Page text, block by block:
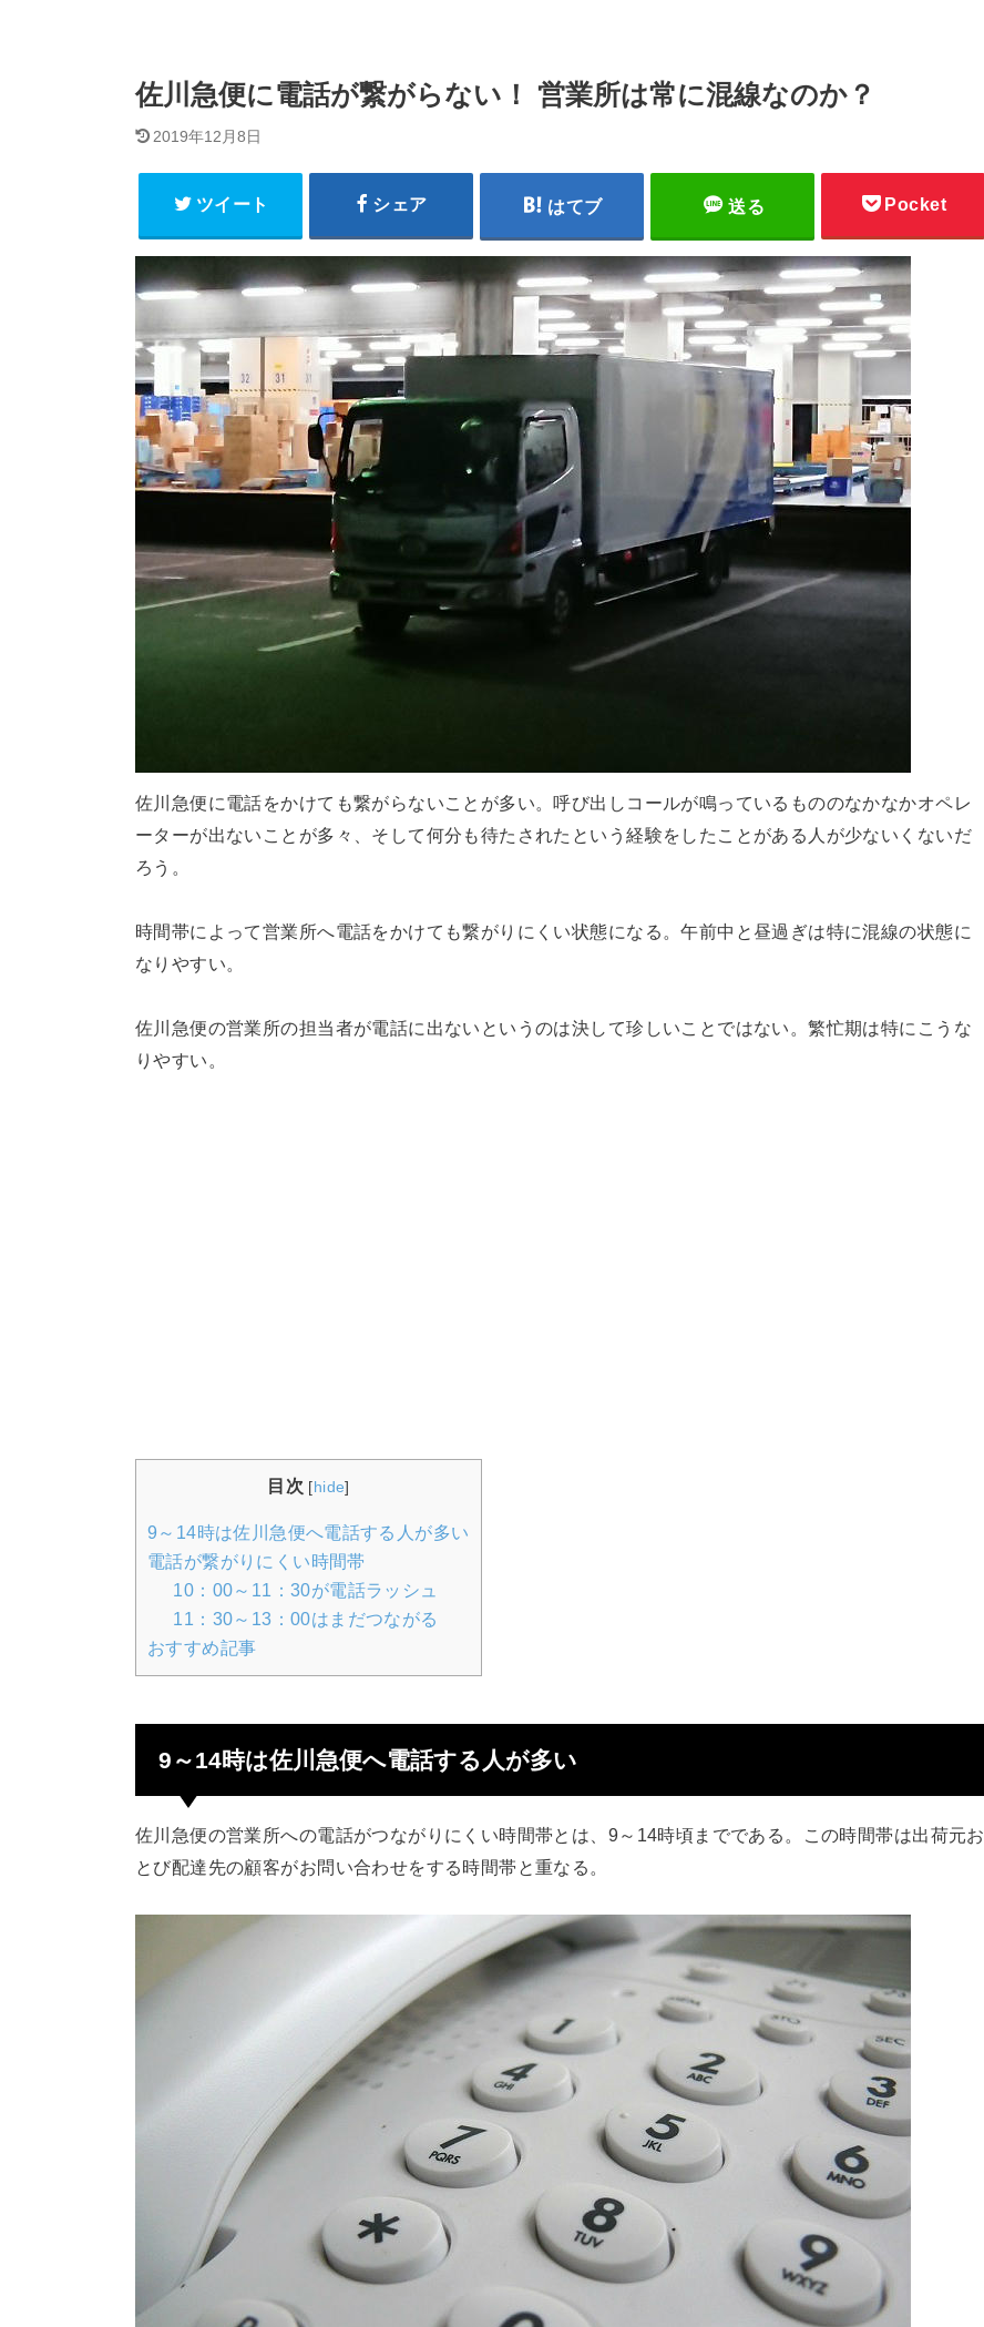
佐川急便に電話が繋がらない！ 営業所は常に混線なのか？
2019年12月8日
ツイート シェア はてブ 送る Pocket
佐川急便に電話をかけても繋がらないことが多い。呼び出しコールが鳴っているもののなかなかオペレ
ーターが出ないことが多々、そして何分も待たされたという経験をしたことがある人が少ないくないだ
ろう。
時間帯によって営業所へ電話をかけても繋がりにくい状態になる。午前中と昼過ぎは特に混線の状態に
なりやすい。
佐川急便の営業所の担当者が電話に出ないというのは決して珍しいことではない。繁忙期は特にこうな
りやすい。
目次 [hide]
9～14時は佐川急便へ電話する人が多い
電話が繋がりにくい時間帯
10：00～11：30が電話ラッシュ
11：30～13：00はまだつながる
おすすめ記事
9～14時は佐川急便へ電話する人が多い
佐川急便の営業所への電話がつながりにくい時間帯とは、9～14時頃までである。この時間帯は出荷元お
とび配達先の顧客がお問い合わせをする時間帯と重なる。